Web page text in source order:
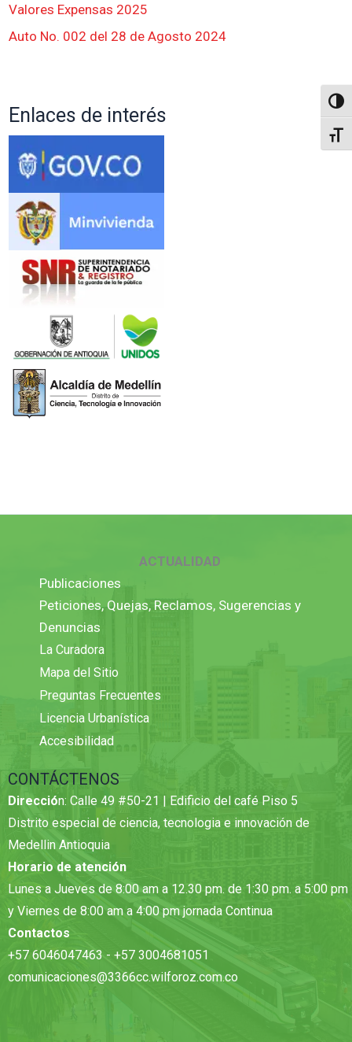
Valores Expensas 2025
Auto No. 002 del 28 de Agosto 2024
Enlaces de interés
ACTUALIDAD
Publicaciones
Peticiones, Quejas, Reclamos, Sugerencias y
Denuncias
La Curadora
Mapa del Sitio
Preguntas Frecuentes
Licencia Urbanística
Accesibilidad
CONTÁCTENOS
Dirección: Calle 49 #50-21 | Edificio del café Piso 5
Distrito especial de ciencia, tecnologia e innovación de
Medellin Antioquia
Horario de atención
Lunes a Jueves de 8:00 am a 12.30 pm. de 1:30 pm. a 5:00 pm
y Viernes de 8:00 am a 4:00 pm jornada Continua
Contactos
+57 6046047463 - +57 3004681051
comunicaciones@3366cc.wilforoz.com.co